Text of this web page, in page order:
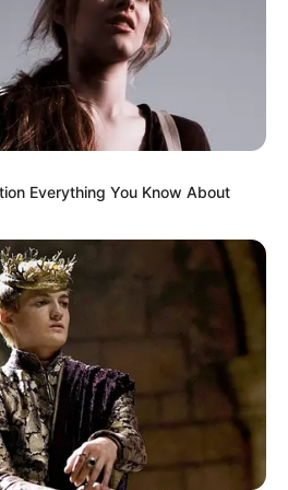
só publica todo esse lixo
consome com avidez. Trata-se de um
os veículos de informação que mais
são justamente os que mais
E a nossa sociedade, cada vez
a saúde mental da vítima do dia,
o alvo pode ser um de seus entes
irreversível.
com câncer, após perder filho para
pode causar doença que pode levar a
de loteria depois de jogá-lo no lixo e
a menstruação.
Everything You Know About